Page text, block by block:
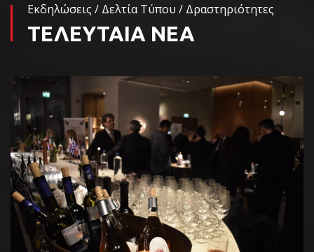
Εκδηλώσεις / Δελτία Τύπου / Δραστηριότητες
ΤΕΛΕΥΤΑΙΑ ΝΕΑ